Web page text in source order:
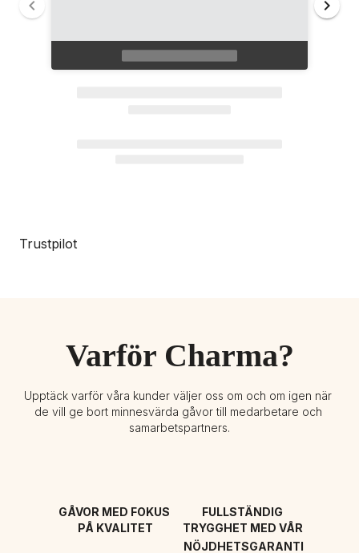
Trustpilot
Varför Charma?
Upptäck varför våra kunder väljer oss om och om igen när
de vill ge bort minnesvärda gåvor till medarbetare och
samarbetspartners.
GÅVOR MED FOKUS
PÅ KVALITET
FULLSTÄNDIG
TRYGGHET MED VÅR
NÖJDHETSGARANTI